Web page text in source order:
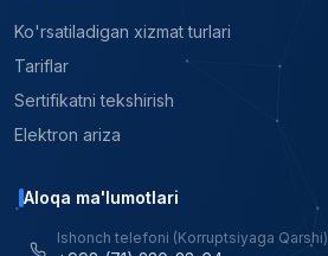
Ko'rsatiladigan xizmat turlari
Tariflar
Sertifikatni tekshirish
Elektron ariza
Aloqa ma'lumotlari
Ishonch telefoni (Korruptsiyaga Qarshi)